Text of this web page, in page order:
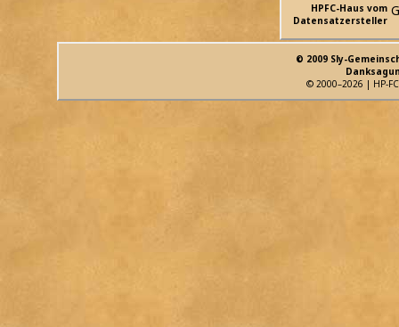
HPFC-Haus vom
Datensatzersteller
© 2009 Sly-
© 2000–2026 | HP-